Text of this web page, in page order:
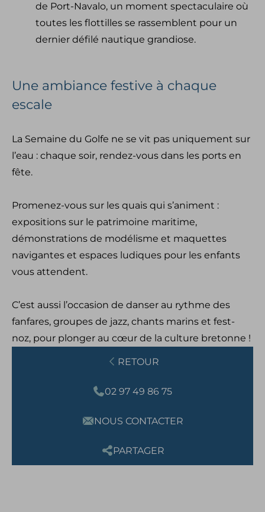
de Port-Navalo, un moment spectaculaire où
toutes les flottilles se rassemblent pour un
dernier défilé nautique grandiose.
Une ambiance festive à chaque
escale
La Semaine du Golfe ne se vit pas uniquement sur
l’eau : chaque soir, rendez-vous dans les ports en
fête.
Promenez-vous sur les quais qui s’animent :
expositions sur le patrimoine maritime,
démonstrations de modélisme et maquettes
navigantes et espaces ludiques pour les enfants
vous attendent.
C’est aussi l’occasion de danser au rythme des
fanfares, groupes de jazz, chants marins et fest-
noz, pour plonger au cœur de la culture bretonne !
RETOUR
02 97 49 86 75
NOUS CONTACTER
PARTAGER